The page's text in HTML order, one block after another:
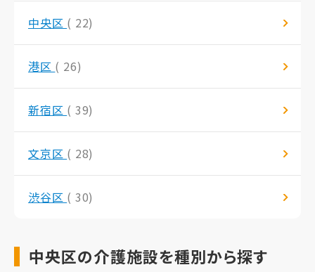
中央区 ( 22)
港区 ( 26)
新宿区 ( 39)
文京区 ( 28)
渋谷区 ( 30)
中央区の介護施設を種別から探す